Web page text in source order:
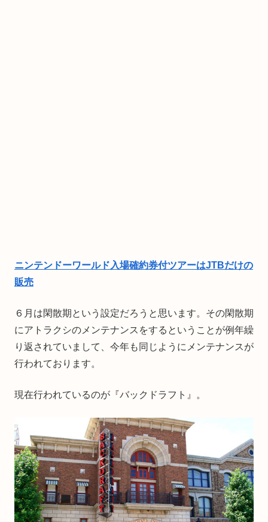
ニンテンドーワールド入場確約券付ツアーはJTBだけの
販売
６月は閑散期という設定だろうと思います。その閑散期
にアトラクシのメンテナンスをするということが例年繰
り返されていまして、今年も同じようにメンテナンスが
行われております。
現在行われているのが『バックドラフト』。